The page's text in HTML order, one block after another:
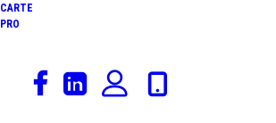
CARTE
PRO
Les constructeurs
français ont, hélas,